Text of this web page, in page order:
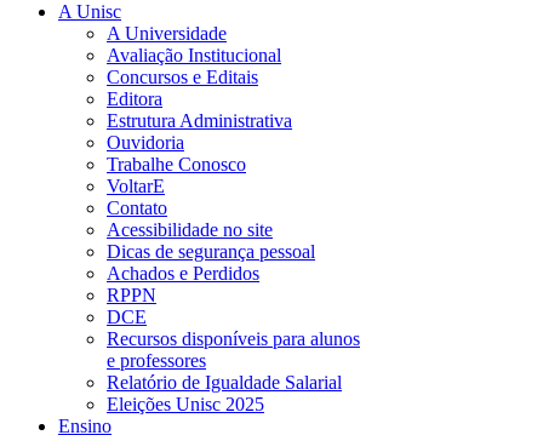
A Unisc
A Universidade
Avaliação Institucional
Concursos e Editais
Editora
Estrutura Administrativa
Ouvidoria
Trabalhe Conosco
VoltarE
Contato
Acessibilidade no site
Dicas de segurança pessoal
Achados e Perdidos
RPPN
DCE
Recursos disponíveis para alunos
e professores
Relatório de Igualdade Salarial
Eleições Unisc 2025
Ensino